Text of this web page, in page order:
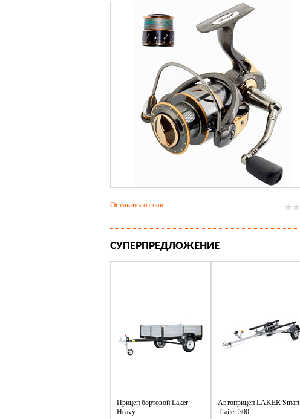
Оставить отзыв
СУПЕРПРЕДЛОЖЕНИЕ
Прицеп бортовой Laker
Heavy ...
Автоприцеп LAKER Smart
Trailer 300 ...